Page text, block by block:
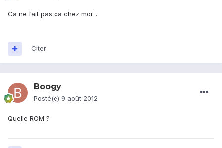
Ca ne fait pas ca chez moi ...
Citer
Boogy
Posté(e) 9 août 2012
Quelle ROM ?